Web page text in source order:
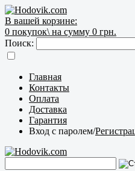
В вашей корзине:
0 покупок\ на сумму 0 грн.
Поиск:
Главная
Контакты
Оплата
Доставка
Гарантия
Вход с паролем/